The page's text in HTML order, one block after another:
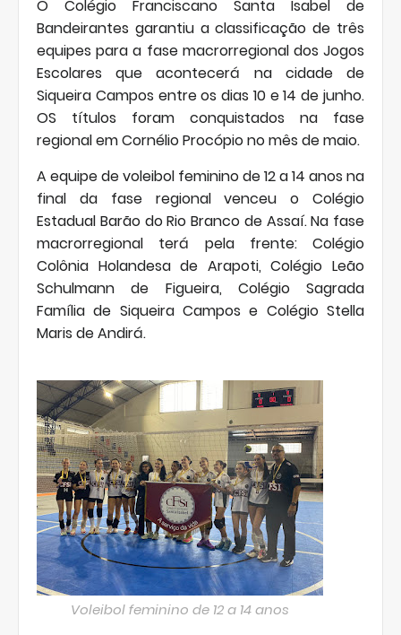
O Colégio Franciscano Santa Isabel de
Bandeirantes garantiu a classificação de três
equipes para a fase macrorregional dos Jogos
Escolares que acontecerá na cidade de
Siqueira Campos entre os dias 10 e 14 de junho.
OS títulos foram conquistados na fase
regional em Cornélio Procópio no mês de maio.
A equipe de voleibol feminino de 12 a 14 anos na
final da fase regional venceu o Colégio
Estadual Barão do Rio Branco de Assaí. Na fase
macrorregional terá pela frente: Colégio
Colônia Holandesa de Arapoti, Colégio Leão
Schulmann de Figueira, Colégio Sagrada
Família de Siqueira Campos e Colégio Stella
Maris de Andirá.
Voleibol feminino de 12 a 14 anos